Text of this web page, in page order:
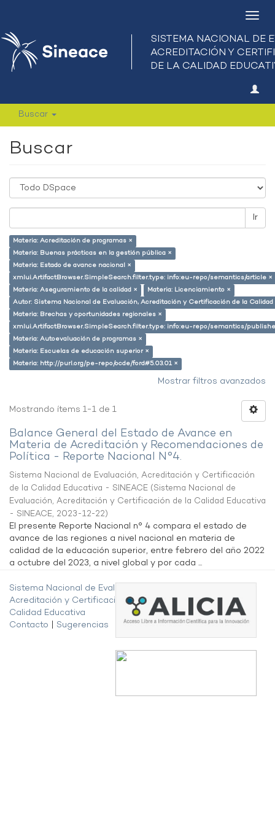
Buscar
Buscar
Ir
Materia: Acreditación de programas ×
Materia: Buenas prácticas en la gestión pública ×
Materia: Estado de avance nacional ×
xmlui.ArtifactBrowser.SimpleSearch.filter.type: info:eu-repo/semantics/article ×
Materia: Aseguramiento de la calidad ×
Materia: Licenciamiento ×
Autor: Sistema Nacional de Evaluación, Acreditación y Certificación de la
Materia: Brechas y oportunidades regionales ×
xmlui.ArtifactBrowser.SimpleSearch.filter.type: info:eu-repo/semantics/
Materia: Autoevaluación de programas ×
Materia: Escuelas de educación superior ×
Materia: http://purl.org/pe-repo/ocde/ford#5.03.01 ×
Mostrar filtros avanzados
Mostrando ítems 1-1 de 1
Balance General del Estado de Avance en
Materia de Acreditación y Recomendaciones de
Política - Reporte Nacional N°4.
Sistema Nacional de Evaluación, Acreditación y Certificación
de la Calidad Educativa - SINEACE (Sistema Nacional de
Evaluación, Acreditación y Certificación de la Calidad Educativa
- SINEACE, 2023-12-22)
El presente Reporte Nacional n° 4 compara el estado de
avance de las regiones a nivel nacional en materia de
calidad de la educación superior, entre febrero del año 2022
a octubre del 2023, a nivel global y por cada ...
Sistema Nacional de Evaluación,
Acreditación y Certificación de la
Calidad Educativa
Contacto
Sugerencias